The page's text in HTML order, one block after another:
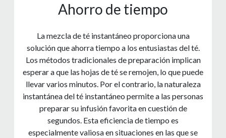
Ahorro de tiempo
La mezcla de té instantáneo proporciona una
solución que ahorra tiempo a los entusiastas del té.
Los métodos tradicionales de preparación implican
esperar a que las hojas de té se remojen, lo que puede
llevar varios minutos. Por el contrario, la naturaleza
instantánea del té instantáneo permite a las personas
preparar su infusión favorita en cuestión de
segundos. Esta eficiencia de tiempo es
especialmente valiosa en situaciones en las que se